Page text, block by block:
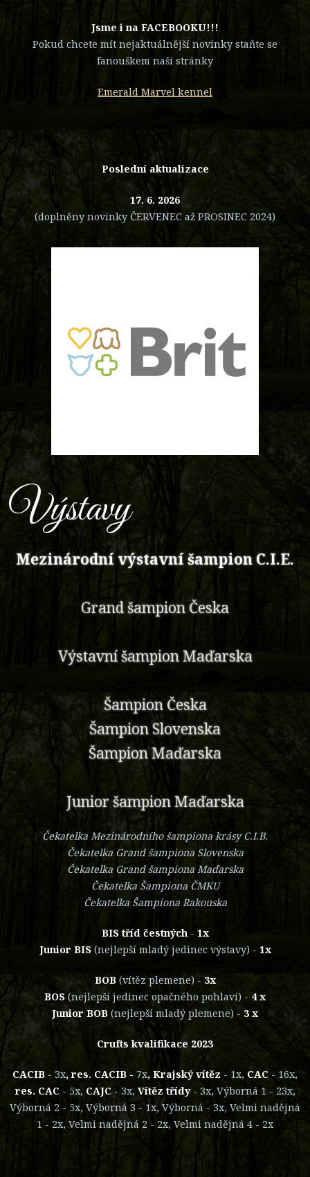
​Jsme i na FACEBOOKU!!!
Pokud chcete mít nejaktuálnější novinky staňte se
fanouškem naší stránky
Emerald Marvel kennel
Poslední aktualizace
17. 6. 2026
(doplněny novinky ČERVENEC až PROSINEC 2024)
Výstavy
Mezinárodní výstavní šampion C.I.E.
Grand šampion Česka
Výstavní šampion Maďarska
Šampion Česka
Šampion Slovenska
Šampion Maďarska
Junior šampion Maďarska
Čekatelka Mezinárodního šampiona krásy C.I.B.
Čekatelka Grand šampiona Slovenska
Čekatelka Grand šampiona Maďarska
Čekatelka Šampiona ČMKU
Čekatelka Šampiona Rakouska
BIS tříd čestných- 1x
Junior BIS (nejlepší mladý jedinec výstavy) - 1x
BOB(vítěz plemene) - 3x
BOS (nejlepší jedinec opačného pohlaví) - 4 x
Junior BOB(nejlepší mladý plemene) - 3 x
Crufts kvalifikace 2023
CACIB - 3x, res. CACIB - 7x, Krajský vítěz - 1x, CAC - 16x,
res. CAC - 5x,CAJC- 3x,Vítěz třídy- 3x, Výborná 1 - 23x,
Výborná 2 - 5x, Výborná 3 - 1x, Výborná - 3x, Velmi nadějná
1 - 2x, Velmi nadějná 2 - 2x, Velmi nadějná 4 - 2x